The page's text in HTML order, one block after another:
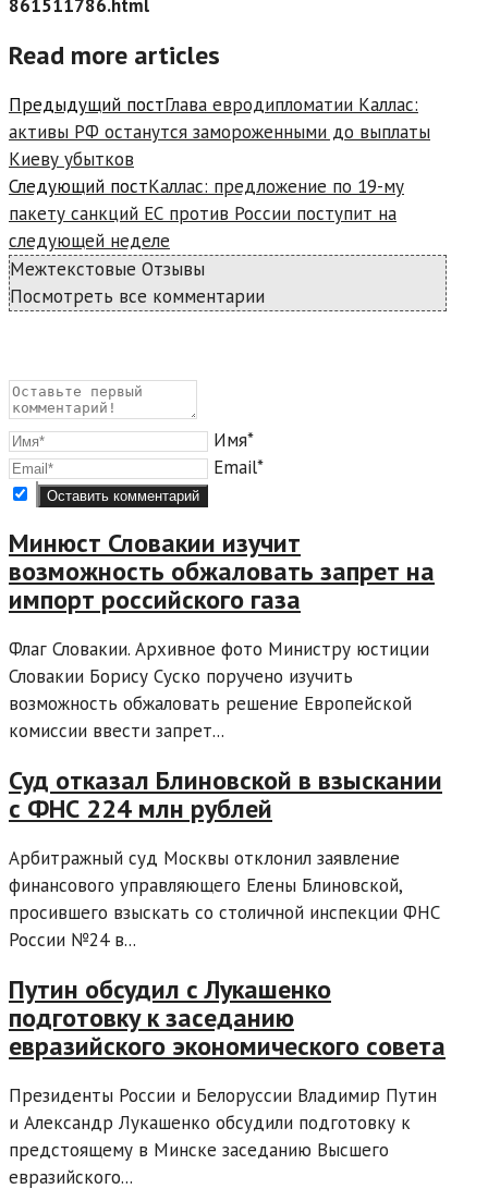
861511786.html
Read more articles
Предыдущий постГлава евродипломатии Каллас:
активы РФ останутся замороженными до выплаты
Киеву убытков
Следующий постКаллас: предложение по 19-му
пакету санкций ЕС против России поступит на
следующей неделе
Межтекстовые Отзывы
Посмотреть все комментарии
Имя*
Email*
Минюст Словакии изучит
возможность обжаловать запрет на
импорт российского газа
Флаг Словакии. Архивное фото Министру юстиции
Словакии Борису Суско поручено изучить
возможность обжаловать решение Европейской
комиссии ввести запрет...
Суд отказал Блиновской в взыскании
с ФНС 224 млн рублей
Арбитражный суд Москвы отклонил заявление
финансового управляющего Елены Блиновской,
просившего взыскать со столичной инспекции ФНС
России №24 в...
Путин обсудил с Лукашенко
подготовку к заседанию
евразийского экономического совета
Президенты России и Белоруссии Владимир Путин
и Александр Лукашенко обсудили подготовку к
предстоящему в Минске заседанию Высшего
евразийского...